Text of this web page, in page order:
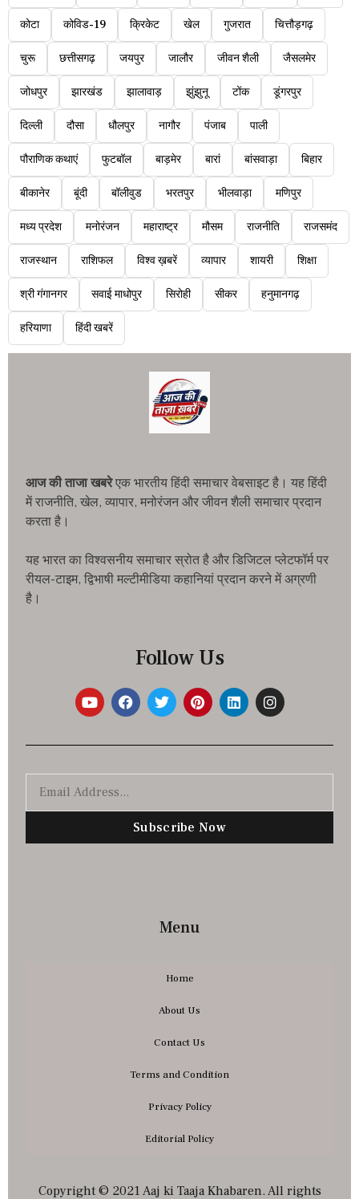
कोटा कोविड-19 क्रिकेट खेल गुजरात चित्तौड़गढ़
चुरू छत्तीसगढ़ जयपुर जालौर जीवन शैली जैसलमेर
जोधपुर झारखंड झालावाड़ झुंझुनू टोंक डूंगरपुर
दिल्ली दौसा धौलपुर नागौर पंजाब पाली
पौराणिक कथाएं फुटबॉल बाड़मेर बारां बांसवाड़ा बिहार
बीकानेर बूंदी बॉलीवुड भरतपुर भीलवाड़ा मणिपुर
मध्य प्रदेश मनोरंजन महाराष्ट्र मौसम राजनीति राजसमंद
राजस्थान राशिफल विश्व ख़बरें व्यापार शायरी शिक्षा
श्री गंगानगर सवाई माधोपुर सिरोही सीकर हनुमानगढ़
हरियाणा हिंदी खबरें
आज की ताजा खबरेएक भारतीय हिंदी समाचार वेबसाइट है। यह हिंदी
में राजनीति, खेल, व्यापार, मनोरंजन और जीवन शैली समाचार प्रदान
करता है।
यह भारत का विश्वसनीय समाचार स्रोत है और डिजिटल प्लेटफॉर्म पर
रीयल-टाइम, द्विभाषी मल्टीमीडिया कहानियां प्रदान करने में अग्रणी
है।
Follow Us
Subscribe Now
Menu
Home
About Us
Contact Us
Terms and Condition
Privacy Policy
Editorial Policy
Copyright © 2021 Aaj ki Taaja Khabaren. All rights